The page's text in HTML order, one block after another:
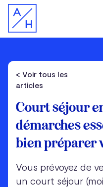
Court séjour
démarches
bien préparer
< Voir tous les
articles
Vous prévoyez de
un court séjour